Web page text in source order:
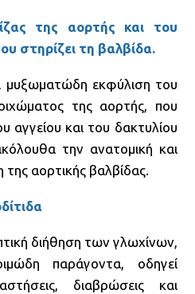
της αορτής και του
στηρίζει τη βαλβίδα.
μυξωματώδη εκφύλιση του
της αορτής, που
αγγείου και του δακτυλίου
την ανατομική και
της αορτικής βαλβίδας.
διήθηση των γλωχίνων,
παράγοντα, οδηγεί
διαβρώσεις και